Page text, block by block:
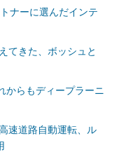
ナーに選んだインテ
てきた、ボッシュと
からもディープラーニ
速道路自動運転、ル